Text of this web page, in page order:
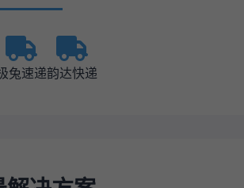
兔速递韵达快递